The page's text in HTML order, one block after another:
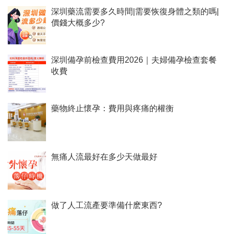
深圳藥流需要多久時間|需要恢復身體之類的嗎|
價錢大概多少?
深圳備孕前檢查費用2026｜夫婦備孕檢查套餐
收費
藥物終止懷孕：費用與疼痛的權衡
無痛人流最好在多少天做最好
做了人工流產要準備什麽東西?